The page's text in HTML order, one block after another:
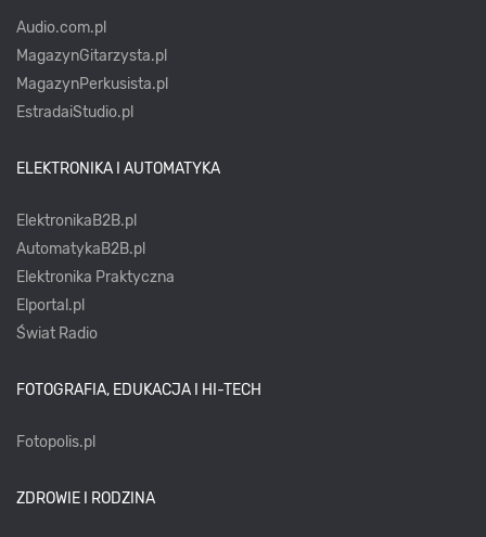
Audio.com.pl
MagazynGitarzysta.pl
MagazynPerkusista.pl
EstradaiStudio.pl
ELEKTRONIKA I AUTOMATYKA
ElektronikaB2B.pl
AutomatykaB2B.pl
Elektronika Praktyczna
Elportal.pl
Świat Radio
FOTOGRAFIA, EDUKACJA I HI-TECH
Fotopolis.pl
ZDROWIE I RODZINA